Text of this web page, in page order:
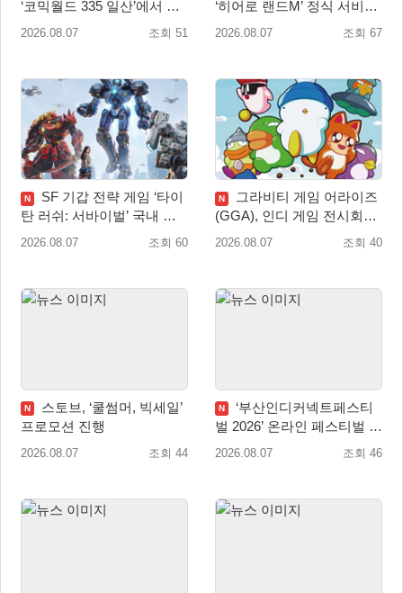
‘코믹월드 335 일산’에서 이
용자 소통 예고
2026.08.07 조회 51
‘히어로 랜드M’ 정식 서비스
돌입
2026.08.07 조회 67
N
SF 기갑 전략 게임 ‘타이
탄 러쉬: 서바이벌’ 국내 정
식 출시
2026.08.07 조회 60
N
그라비티 게임 어라이즈
(GGA), 인디 게임 전시회
‘도쿄 게임 던전 13’ 참가!
2026.08.07 조회 40
N
스토브, ‘쿨썸머, 빅세일’
프로모션 진행
2026.08.07 조회 44
N
‘부산인디커넥트페스티
벌 2026’ 온라인 페스티벌 개
막
2026.08.07 조회 46